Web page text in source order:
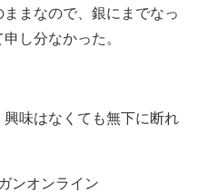
まなので、銀にまでなっ
し分なかった。
味はなくても無下に断れ
ンオンライン